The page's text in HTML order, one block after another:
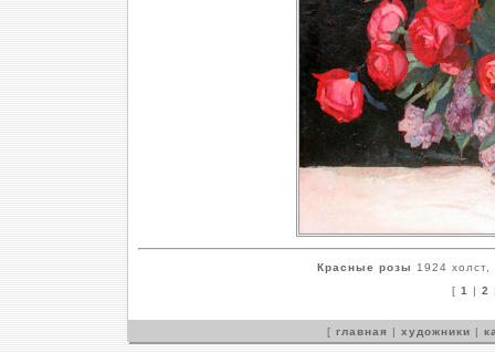
Красные розы
1924
[ 1 | 2
[ главная | художники |